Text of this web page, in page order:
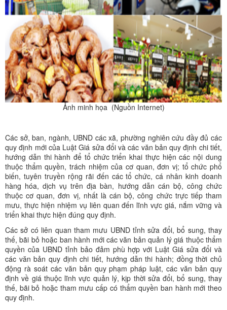
Ảnh minh họa (Nguồn Internet)
Các sở, ban, ngành, UBND các xã, phường nghiên cứu đầy đủ các
quy định mới của Luật Giá sửa đổi và các văn bản quy định chi tiết,
hướng dẫn thi hành để tổ chức triển khai thực hiện các nội dung
thuộc thẩm quyền, trách nhiệm của cơ quan, đơn vị; tổ chức phổ
biến, tuyên truyền rộng rãi đến các tổ chức, cá nhân kinh doanh
hàng hóa, dịch vụ trên địa bàn, hướng dẫn cán bộ, công chức
thuộc cơ quan, đơn vị, nhất là cán bộ, công chức trực tiếp tham
mưu, thực hiện nhiệm vụ liên quan đến lĩnh vực giá, nắm vững và
triển khai thực hiện đúng quy định.
Các sở có liên quan tham mưu UBND tỉnh sửa đổi, bổ sung, thay
thế, bãi bỏ hoặc ban hành mới các văn bản quản lý giá thuộc thẩm
quyền của UBND tỉnh bảo đảm phù hợp với Luật Giá sửa đổi và
các văn bản quy định chi tiết, hướng dẫn thi hành; đồng thời chủ
động rà soát các văn bản quy phạm pháp luật, các văn bản quy
định về giá thuộc lĩnh vực quản lý, kịp thời sửa đổi, bổ sung, thay
thế, bãi bỏ hoặc tham mưu cấp có thẩm quyền ban hành mới theo
quy định.